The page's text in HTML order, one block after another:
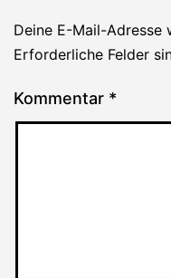
Deine E-Mail-
Erforderliche Felder
Kommentar *